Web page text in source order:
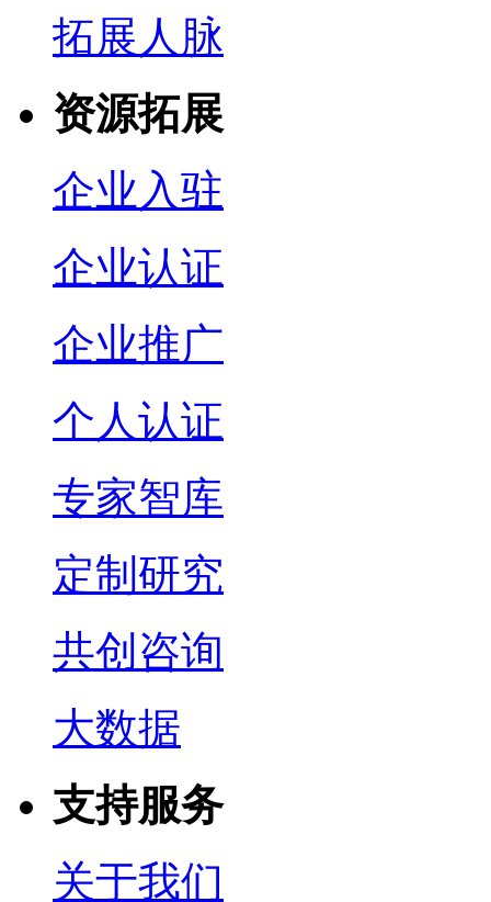
拓展人脉
资源拓展
企业入驻
企业认证
企业推广
个人认证
专家智库
定制研究
共创咨询
大数据
支持服务
关于我们